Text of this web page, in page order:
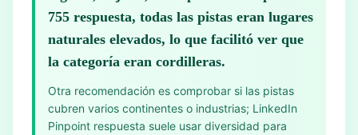
755 respuesta, todas las pistas eran lugares
naturales elevados, lo que facilitó ver que
la categoría eran cordilleras.
Otra recomendación es comprobar si las pistas
cubren varios continentes o industrias; LinkedIn
Pinpoint respuesta suele usar diversidad para